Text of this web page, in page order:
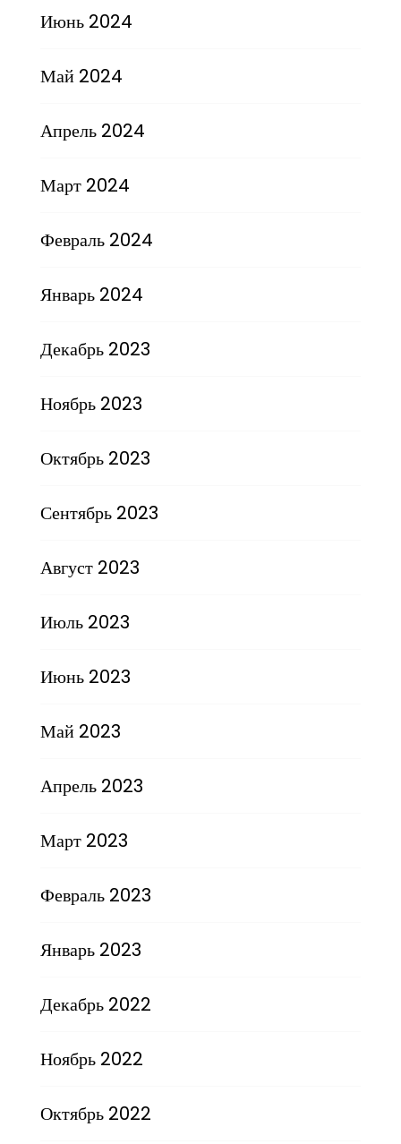
Июнь 2024
Май 2024
Апрель 2024
Март 2024
Февраль 2024
Январь 2024
Декабрь 2023
Ноябрь 2023
Октябрь 2023
Сентябрь 2023
Август 2023
Июль 2023
Июнь 2023
Май 2023
Апрель 2023
Март 2023
Февраль 2023
Январь 2023
Декабрь 2022
Ноябрь 2022
Октябрь 2022